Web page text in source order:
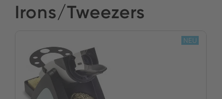
Irons/Tweezers
NEU